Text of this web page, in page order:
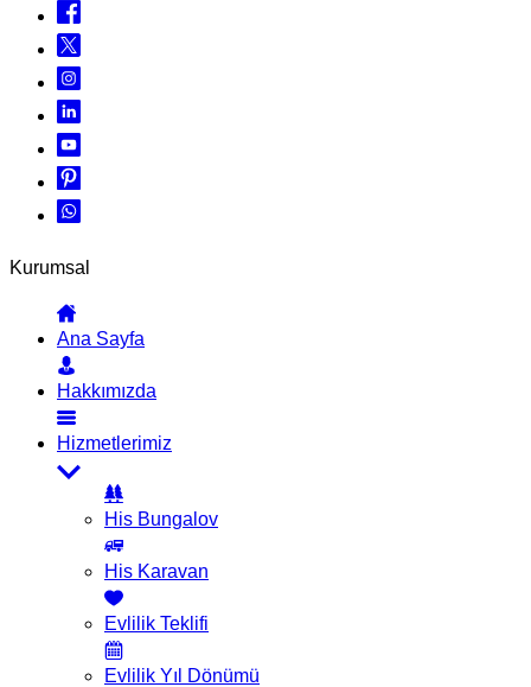
Kurumsal
Ana Sayfa
Hakkımızda
Hizmetlerimiz
His Bungalov
His Karavan
Evlilik Teklifi
Evlilik Yıl Dönümü